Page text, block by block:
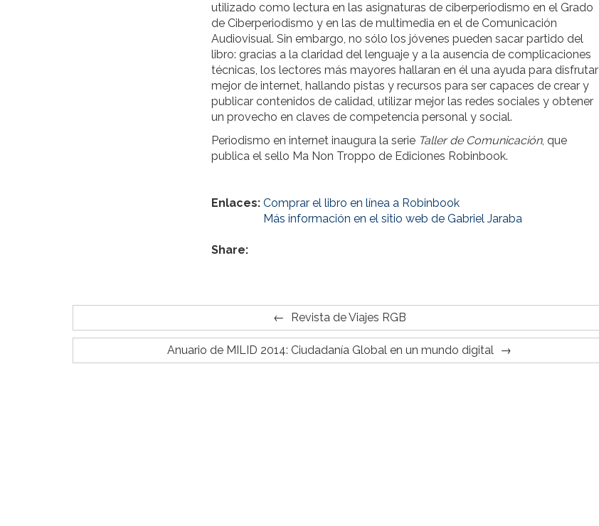
utilizado como lectura en las asignaturas de ciberperiodismo en el Grado
de Ciberperiodismo y en las de multimedia en el de Comunicación
Audiovisual. Sin embargo, no sólo los jóvenes pueden sacar partido del
libro: gracias a la claridad del lenguaje y a la ausencia de complicaciones
técnicas, los lectores más mayores hallaran en él una ayuda para disfrutar
mejor de internet, hallando pistas y recursos para ser capaces de crear y
publicar contenidos de calidad, utilizar mejor las redes sociales y obtener
un provecho en claves de competencia personal y social.
Periodismo en internet inaugura la serie Taller de Comunicación, que
publica el sello Ma Non Troppo de Ediciones Robinbook.
Enlaces: Comprar el libro en línea a Robinbook
Más información en el sitio web de Gabriel Jaraba
Share:
Revista de Viajes RGB
Anuario de MILID 2014: Ciudadanía Global en un mundo digital